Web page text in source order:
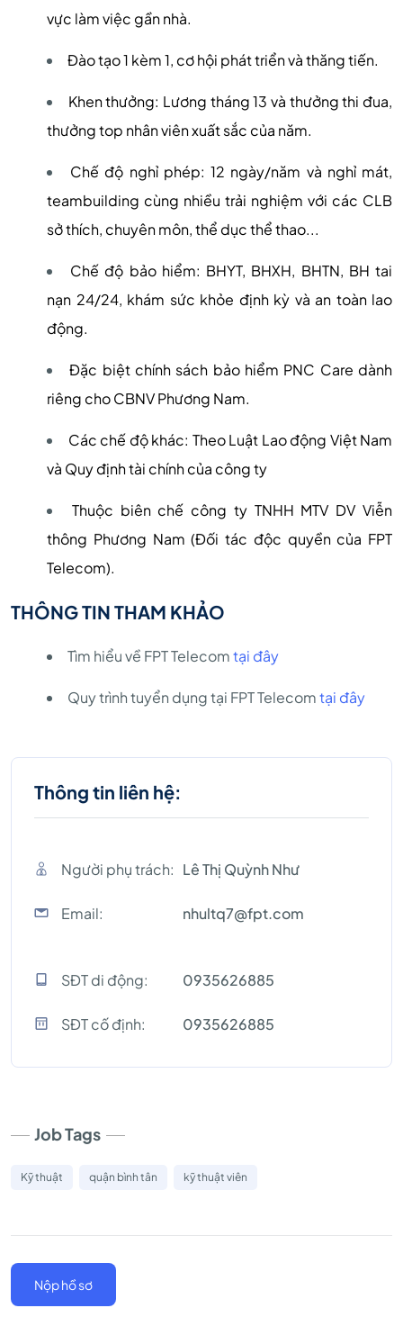
vực làm việc gần nhà.
Đào tạo 1 kèm 1, cơ hội phát triển và thăng tiến.
Khen thưởng: Lương tháng 13 và thưởng thi đua,
thưởng top nhân viên xuất sắc của năm.
Chế độ nghỉ phép: 12 ngày/năm và nghỉ mát,
teambuilding cùng nhiều trải nghiệm với các CLB
sở thích, chuyên môn, thể dục thể thao...
Chế độ bảo hiểm: BHYT, BHXH, BHTN, BH tai
nạn 24/24, khám sức khỏe định kỳ và an toàn lao
động.
Đặc biệt chính sách bảo hiểm PNC Care dành
riêng cho CBNV Phương Nam.
Các chế độ khác: Theo Luật Lao động Việt Nam
và Quy định tài chính của công ty
Thuộc biên chế công ty TNHH MTV DV Viễn
thông Phương Nam (Đối tác độc quyền của FPT
Telecom).
THÔNG TIN THAM KHẢO
Tìm hiểu về FPT Telecomtại đây
Quy trình tuyển dụng tại FPT Telecomtại đây
Thông tin liên hệ:
Người phụ trách: Lê Thị Quỳnh Như
Email: nhultq7@fpt.com
SĐT di động: 0935626885
SĐT cố định: 0935626885
Job Tags
Kỹ thuật quận bình tân kỹ thuật viên
Nộp hồ sơ